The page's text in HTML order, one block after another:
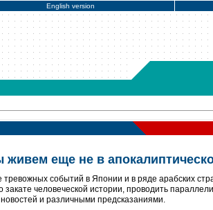
English version
живем еще не в
тревожных событий в Японии и в ряде арабских
закате человеческой истории, проводить
и различными предсказаниями.